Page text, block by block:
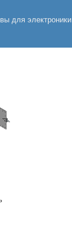
для электроники